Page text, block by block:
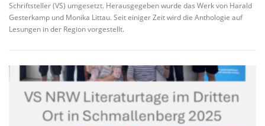
Schriftsteller (VS) umgesetzt. Herausgegeben wurde das Werk von Harald
Gesterkamp und Monika Littau. Seit einiger Zeit wird die Anthologie auf
Lesungen in der Region vorgestellt.